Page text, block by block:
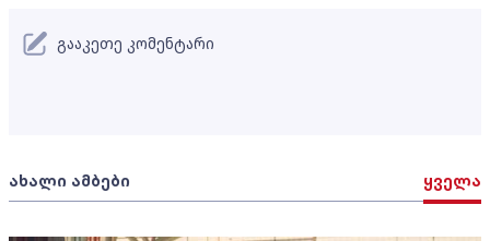
ახალი ამბები ყველა
გააკეთე კომენტარი